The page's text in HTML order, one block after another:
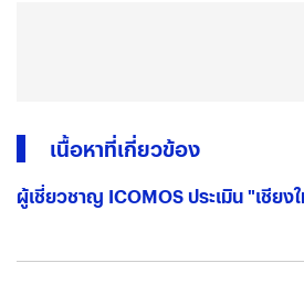
เนื้อหาที่เกี่ยวข้อง
ผู้เชี่ยวชาญ ICOMOS ประเมิน "เชีย